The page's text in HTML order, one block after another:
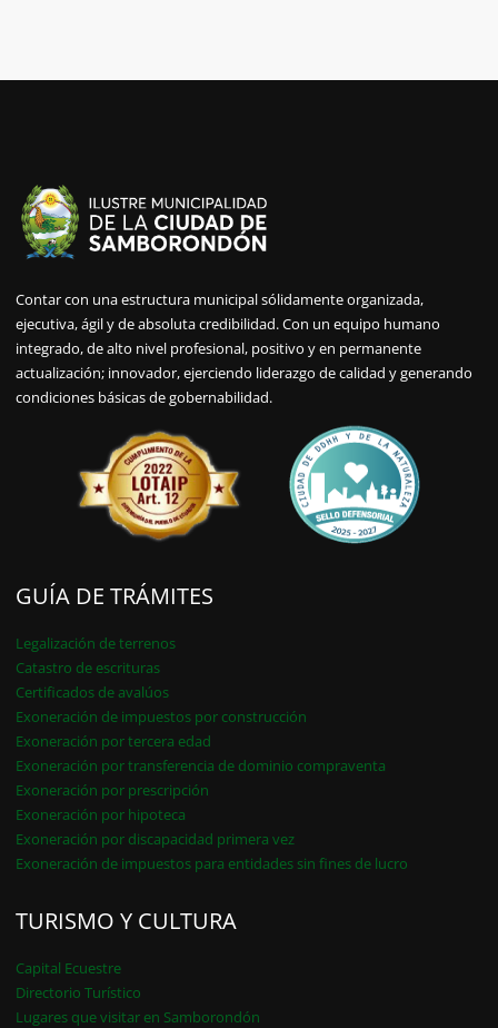
Contar con una estructura municipal sólidamente organizada,
ejecutiva, ágil y de absoluta credibilidad. Con un equipo humano
integrado, de alto nivel profesional, positivo y en permanente
actualización; innovador, ejerciendo liderazgo de calidad y generando
condiciones básicas de gobernabilidad.
GUÍA DE TRÁMITES
Legalización de terrenos
Catastro de escrituras
Certificados de avalúos
Exoneración de impuestos por construcción
Exoneración por tercera edad
Exoneración por transferencia de dominio compraventa
Exoneración por prescripción
Exoneración por hipoteca
Exoneración por discapacidad primera vez
Exoneración de impuestos para entidades sin fines de lucro
TURISMO Y CULTURA
Capital Ecuestre
Directorio Turístico
Lugares que visitar en Samborondón